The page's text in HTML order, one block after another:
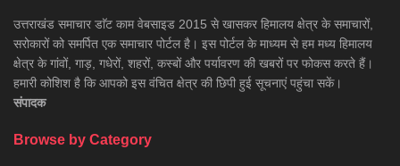
उत्तराखंड समाचार डाॅट काम वेबसाइड 2015 से खासकर हिमालय क्षेत्र के समाचारों,
सरोकारों को समर्पित एक समाचार पोर्टल है। इस पोर्टल के माध्यम से हम मध्य हिमालय
क्षेत्र के गांवों, गाड़, गधेरों, शहरों, कस्बों और पर्यावरण की खबरों पर फोकस करते हैं।
हमारी कोशिश है कि आपको इस वंचित क्षेत्र की छिपी हुई सूचनाएं पहुंचा सकें।
संपादक
Browse by Category